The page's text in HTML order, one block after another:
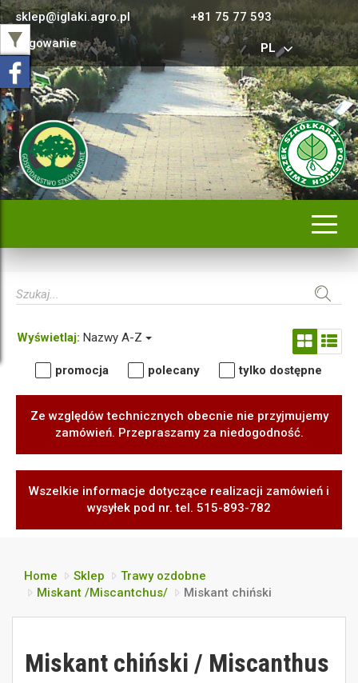
sklep@iglaki.agro.pl
+81 75 77 593
Logowanie
PL
Wyświetlaj: Nazwy A-Z
promocja polecany tylko dostępne
Ze względów technicznych obecnie nie przyjmujemy
zamówień. Przepraszamy za niedogodność.
Wszelkie informacje dotyczące realizacji zamówień i
wysyłek pod nr. tel. 515-893-782
Home Sklep
Trawy ozdobne
Miskant /Miscantchus/
Miskant chiński
Miskant chiński / Miscanthus